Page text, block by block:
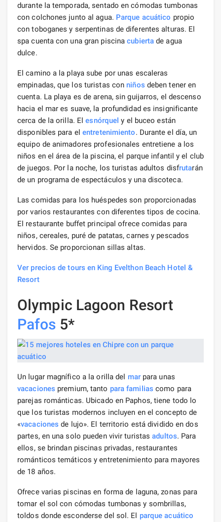
durante la temporada, sentado en cómodas tumbonas
con colchones junto al agua. Parque acuático propio
con toboganes y serpentinas de diferentes alturas. El
spa cuenta con una gran piscinacubierta de agua
dulce.
El camino a la playa sube por unas escaleras
empinadas, que los turistas con niños deben tener en
cuenta. La playa es de arena, sin guijarros, el descenso
hacia el mar es suave, la profundidad es insignificante
cerca de la orilla. Elesnórquel y el buceo están
disponibles para el entretenimiento. Durante el día, un
equipo de animadores profesionales entretiene a los
niños en el área de la piscina, el parque infantil y el club
de juegos. Por la noche, los turistas adultos disfrutarán
de un programa de espectáculos y una discoteca.
Las comidas para los huéspedes son proporcionadas
por varios restaurantes con diferentes tipos de cocina.
El restaurante buffet principal ofrece comidas para
niños, cereales, puré de patatas, carnes y pescados
hervidos. Se proporcionan sillas altas.
Ver precios de tours en King Evelthon Beach Hotel &
Resort
Olympic Lagoon Resort
Pafos 5*
Un lugar magnífico a la orilla del marpara unas
vacaciones premium, tanto para familias como para
parejas románticas. Ubicado en Paphos, tiene todo lo
que los turistas modernos incluyen en el concepto de
«vacaciones de lujo». El territorio está dividido en dos
partes, en una solo pueden vivir turistasadultos. Para
ellos, se brindan piscinas privadas, restaurantes
románticos temáticos y entretenimiento para mayores
de 18 años.
Ofrece varias piscinas en forma de laguna, zonas para
tomar el sol con cómodas tumbonas y sombrillas,
toldos donde esconderse del sol. El parque acuático